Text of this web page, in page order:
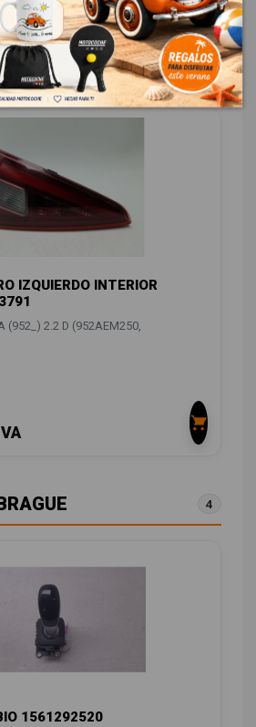
IZQUIERDO INTERIOR
(952_) 2.2 D (952AEM250,
4
1561292520